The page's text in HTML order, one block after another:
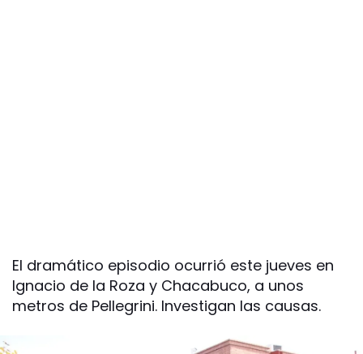
El dramático episodio ocurrió este jueves en
Ignacio de la Roza y Chacabuco, a unos
metros de Pellegrini. Investigan las causas.